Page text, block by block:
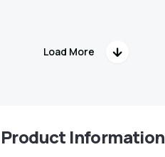
Load More
Product Information